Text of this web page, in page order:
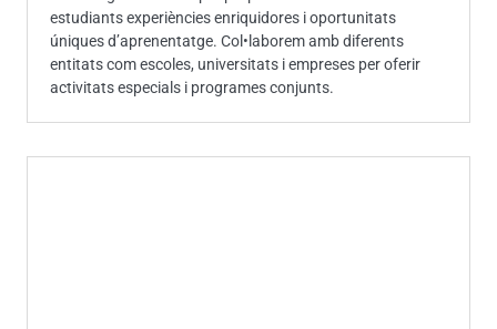
estudiants experiències enriquidores i oportunitats
úniques d’aprenentatge. Col•laborem amb diferents
entitats com escoles, universitats i empreses per oferir
activitats especials i programes conjunts.